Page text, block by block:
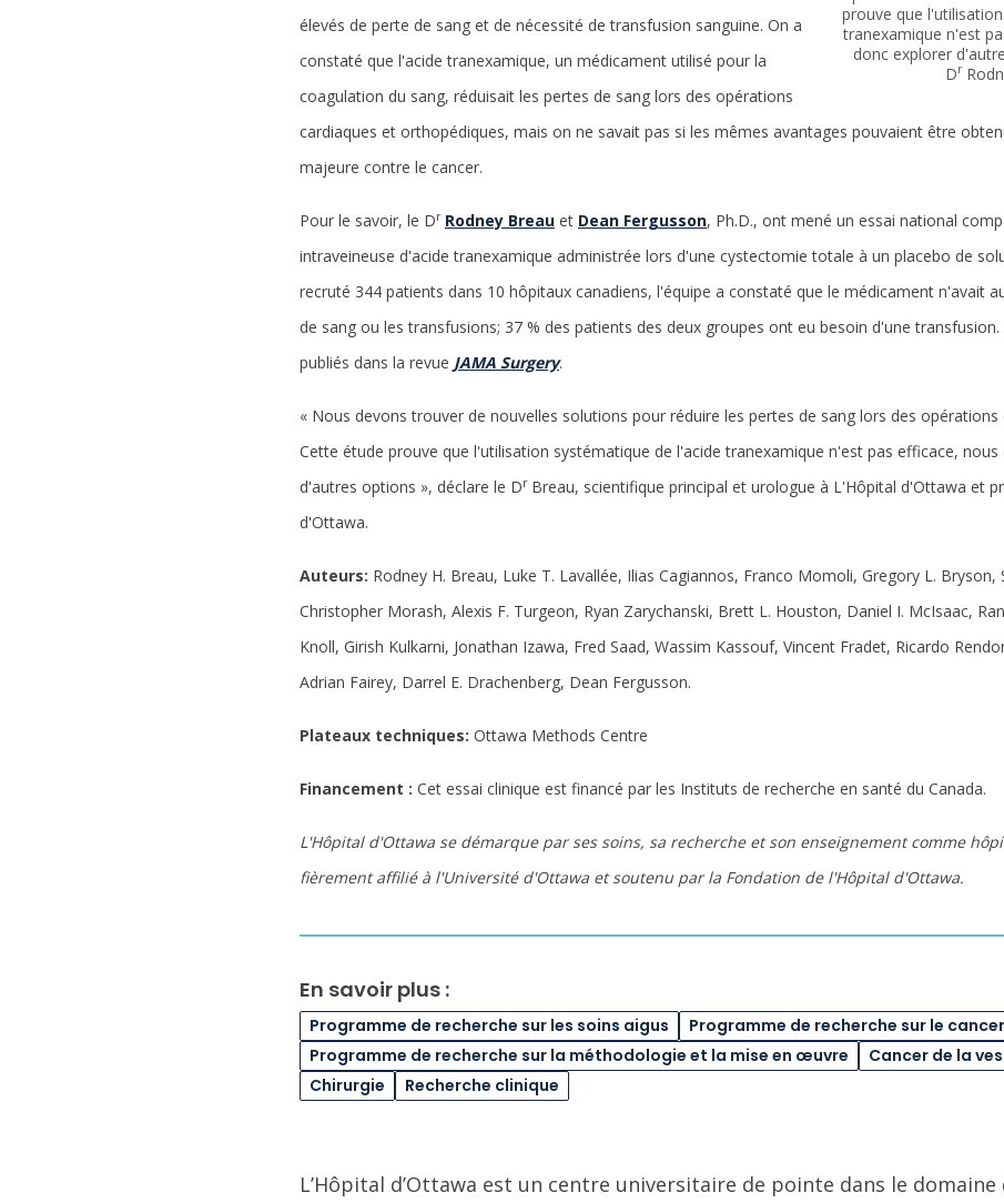
prouve que
tranexamique n'est
donc explorer
Dr
élevés de perte de sang et de nécessité de transfusion sanguine. On a
constaté que l'acide tranexamique, un médicament utilisé pour la
coagulation du sang, réduisait les pertes de sang lors des opérations
cardiaques et orthopédiques, mais on ne savait pas si les mêmes avantages pouvaient être
majeure contre le cancer.
Pour le savoir, le Dr Rodney Breau et Dean Fergusson, Ph.D., ont mené un essai national
intraveineuse d'acide tranexamique administrée lors d'une cystectomie totale à un placebo de
recruté 344 patients dans 10 hôpitaux canadiens, l'équipe a constaté que le médicament n'avait
de sang ou les transfusions; 37 % des patients des deux groupes ont eu besoin d'une
publiés dans la revue JAMA Surgery.
« Nous devons trouver de nouvelles solutions pour réduire les pertes de sang lors des opérations
Cette étude prouve que l'utilisation systématique de l'acide tranexamique n'est pas efficace,
d'autres options », déclare le DrBreau, scientifique principal et urologue à L'Hôpital d'Ottawa et
d'Ottawa.
Auteurs: Rodney H. Breau, Luke T. Lavallée, Ilias Cagiannos, Franco Momoli, Gregory L. Bryson,
Christopher Morash, Alexis F. Turgeon, Ryan Zarychanski, Brett L. Houston, Daniel I. McIsaac,
Knoll, Girish Kulkarni, Jonathan Izawa, Fred Saad, Wassim Kassouf, Vincent Fradet, Ricardo
Adrian Fairey, Darrel E. Drachenberg, Dean Fergusson.
Plateaux techniques: Ottawa Methods Centre
Financement : Cet essai clinique est financé par les Instituts de recherche en santé du Canada.
L'Hôpital d'Ottawa se démarque par ses soins, sa recherche et son enseignement comme
fièrement affilié à l'Université d'Ottawa et soutenu par la Fondation de l'Hôpital d'Ottawa.
En savoir plus :
Programme de recherche sur les soins aigus
Programme de recherche sur le cancer
Programme de recherche sur la méthodologie et la mise en œuvre
Cancer de la
Chirurgie
Recherche clinique
L’Hôpital d’Ottawa est un centre universitaire de pointe dans le